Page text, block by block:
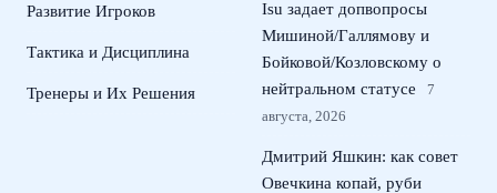
Развитие Игроков
Тактика и Дисциплина
Тренеры и Их Решения
Isu задает допвопросы
Мишиной/Галлямову и
Бойковой/Козловскому о
нейтральном статусе
7
августа, 2026
Дмитрий Яшкин: как совет
Овечкина копай, руби